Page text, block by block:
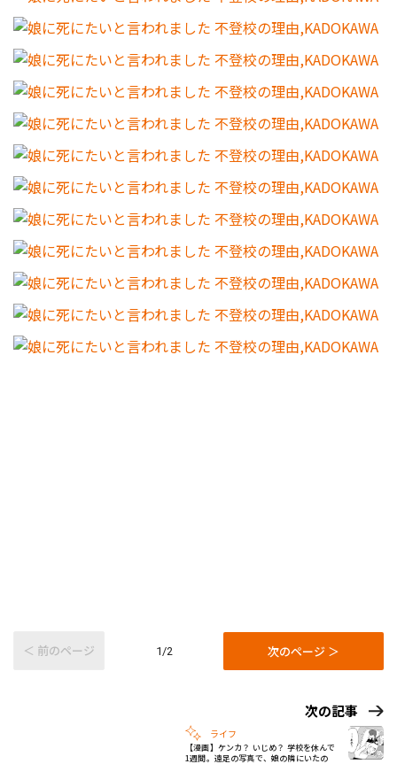
＜ 前のページ 1/2 次のページ ＞
次の記事
ライフ
【漫画】ケンカ？ いじめ？ 学校を休んで
1週間。遠足の写真で、娘の隣にいたの